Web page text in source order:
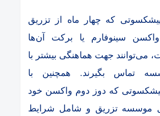
که چهار ماه از تزریق
سینوفارم یا برکت آن‌ها
می‌توانند جهت هماهنگی بیشتر با
تماس بگیرند. همچنین با
که دوز دوم واکسن خود
موسسه تزریق و شامل شرایط